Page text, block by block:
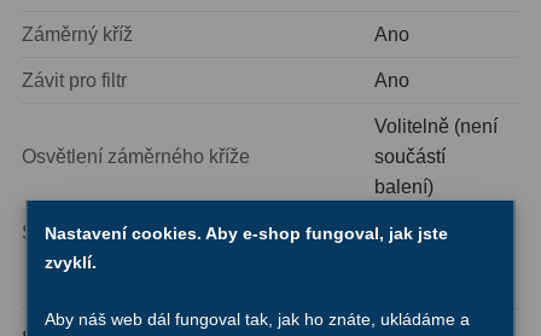
Fotografické montáže
Stativy a pilíře
Objímky 10
Upínací prvky 13
Záměrný kříž Ano
Závit pro filtr Ano
Osvětlení záměrného kříže
Volitelně (není
součástí
balení)
Sklopná očnicová miska Ano
Nastavení cookies. Aby e-shop fungoval, jak jste
zvyklí.
Aby náš web dál fungoval tak, jak ho znáte, ukládáme a